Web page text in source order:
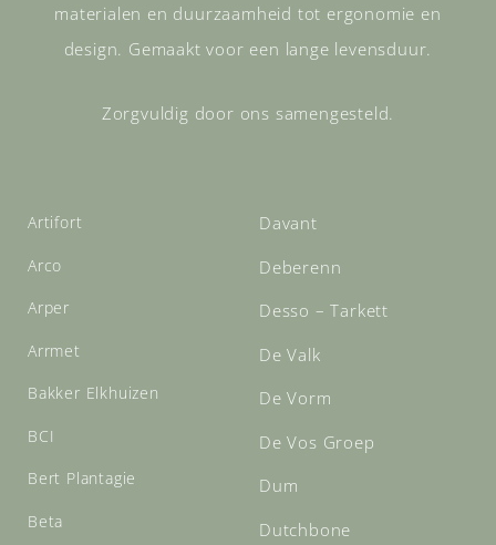
materialen en duurzaamheid tot ergonomie en
design. Gemaakt voor een lange levensduur.
Zorgvuldig door ons samengesteld.
Artifort
Arco
Arper
Arrmet
Bakker Elkhuizen
BCI
Bert Plantagie
Beta
Davant
Deberenn
Desso – Tarkett
De Valk
De Vorm
De Vos Groep
Dum
Dutchbone